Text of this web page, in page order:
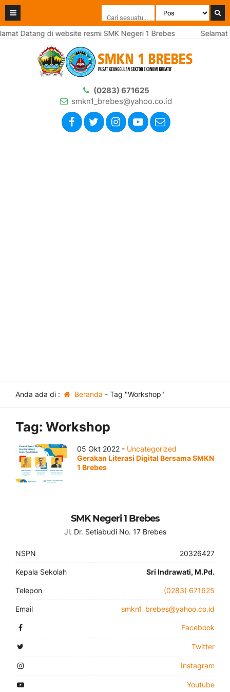
Datang di website resmi SMK Negeri 1 Brebes Selamat
(0283) 671625
smkn1_brebes@yahoo.co.id
Anda ada di : Beranda - Tag "Workshop"
Tag: Workshop
05 Okt 2022 - Uncategorized
Gerakan Literasi Digital Bersama SMKN
1 Brebes
SMK Negeri 1 Brebes
Jl. Dr. Setiabudi No. 17 Brebes
NSPN 20326427
Kepala Sekolah Sri Indrawati, M.Pd.
Telepon (0283) 671625
Email smkn1_brebes@yahoo.co.id
Facebook
Twitter
Instagram
Youtube